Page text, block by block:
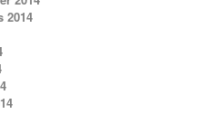
2014